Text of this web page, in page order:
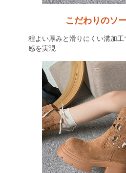
こだわりのソ
程よい厚みと滑りにくい溝加
感を実現